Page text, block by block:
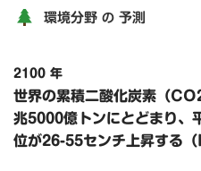
環境分野 の 予測
2100 年
世界の累積二酸化炭素（
兆5000億トンにとどまり、
位が26-55センチ上昇する